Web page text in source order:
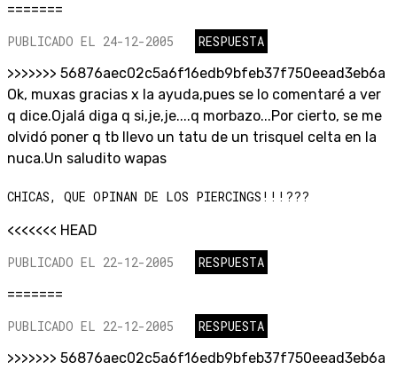
=======
PUBLICADO EL 24-12-2005
RESPUESTA
>>>>>>> 56876aec02c5a6f16edb9bfeb37f750eead3eb6a
Ok, muxas gracias x la ayuda,pues se lo comentaré a ver
q dice.Ojalá diga q si,je,je....q morbazo...Por cierto, se me
olvidó poner q tb llevo un tatu de un trisquel celta en la
nuca.Un saludito wapas
CHICAS, QUE OPINAN DE LOS PIERCINGS!!!???
<<<<<<< HEAD
PUBLICADO EL 22-12-2005
RESPUESTA
=======
PUBLICADO EL 22-12-2005
RESPUESTA
>>>>>>> 56876aec02c5a6f16edb9bfeb37f750eead3eb6a